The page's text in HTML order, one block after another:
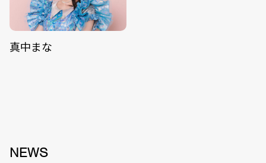
真中まな
NEWS